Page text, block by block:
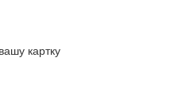
картку